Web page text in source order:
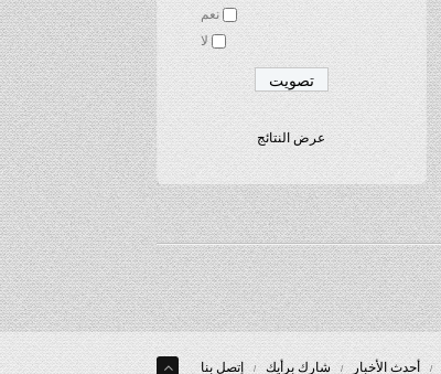
نعم
لا
عرض النتائج
أحدث الأخبار شارك برأيك إتصل بنا